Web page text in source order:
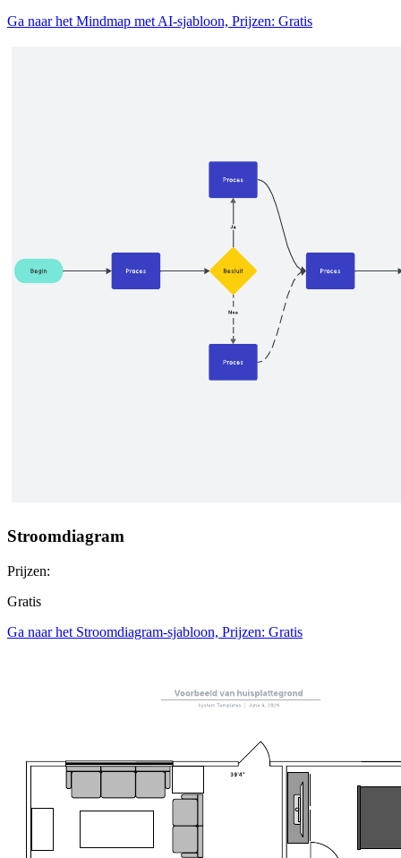
Ga naar het Mindmap met AI-sjabloon, Prijzen: Gratis
Stroomdiagram
Prijzen:
Gratis
Ga naar het Stroomdiagram-sjabloon, Prijzen: Gratis